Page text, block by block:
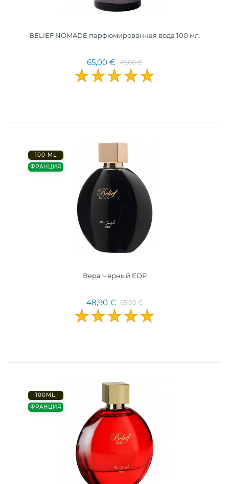
BELIEF NOMADE парфюмированная вода 100 мл.
65,00 € 75,00 €
100 ML
ФРАНЦИЯ
Вера Черный EDP
48,90 € 65,00 €
100ML.
ФРАНЦИЯ